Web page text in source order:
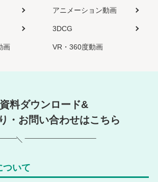
アニメーション動画
3DCG
画 VR・360度動画
資料ダウンロード&
・お問い合わせはこちら
ついて